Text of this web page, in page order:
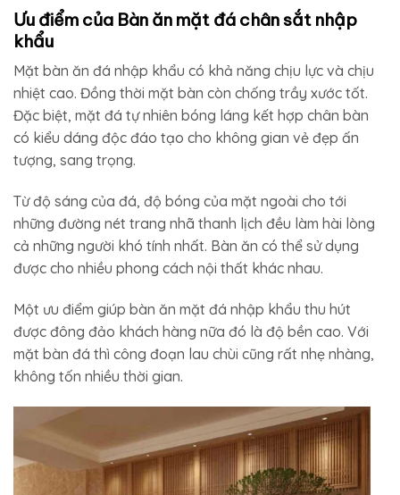
Ưu điểm của Bàn ăn mặt đá chân sắt nhập
khẩu
Mặt bàn ăn đá nhập khẩu có khả năng chịu lực và chịu
nhiệt cao. Đồng thời mặt bàn còn chống trầy xước tốt.
Đặc biệt, mặt đá tự nhiên bóng láng kết hợp chân bàn
có kiểu dáng độc đáo tạo cho không gian vẻ đẹp ấn
tượng, sang trọng.
Từ độ sáng của đá, độ bóng của mặt ngoài cho tới
những đường nét trang nhã thanh lịch đều làm hài lòng
cả những người khó tính nhất. Bàn ăn có thể sử dụng
được cho nhiều phong cách nội thất khác nhau.
Một ưu điểm giúp bàn ăn mặt đá nhập khẩu thu hút
được đông đảo khách hàng nữa đó là độ bền cao. Với
mặt bàn đá thì công đoạn lau chùi cũng rất nhẹ nhàng,
không tốn nhiều thời gian.